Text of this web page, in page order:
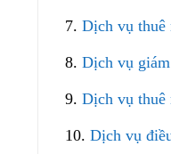
7. Dịch vụ thuê
8. Dịch vụ
9. Dịch vụ thuê
10. Dịch vụ